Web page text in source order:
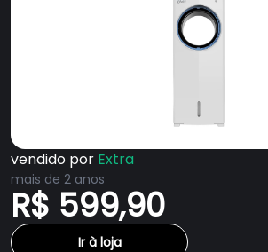
vendido por Extra
mais de 2 anos
R$ 599,90
Ir à loja